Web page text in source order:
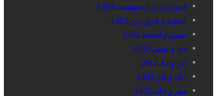
فروردین و اردیبهشت 1404
اسفند و فروردین 1403
بهمن و اسفند 1403
دی و بهمن 1403
آذر و دی 1403
آبان و آذر 1403
مهر و آبان 1403